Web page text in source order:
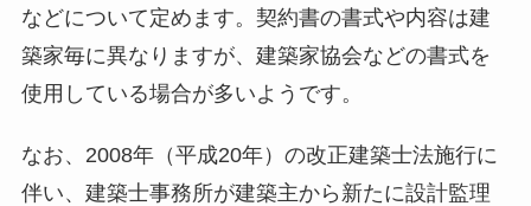
などについて定めます。契約書の書式や内容は建
築家毎に異なりますが、建築家協会などの書式を
使用している場合が多いようです。
なお、2008年（平成20年）の改正建築士法施行に
伴い、建築士事務所が建築主から新たに設計監理